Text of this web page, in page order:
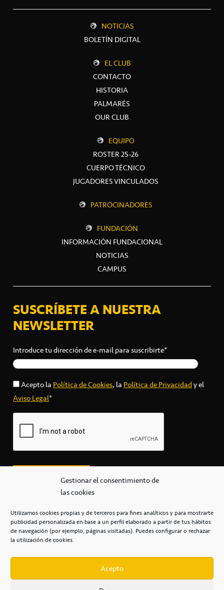
Gestionar el consentimiento de
las cookies
Utilizamos cookies propias y de terceros para fines analíticos y para mostrarte
publicidad personalizada en base a un perfil elaborado a partir de tus hábitos
de navegación (por ejemplo, páginas visitadas). Puedes configurar o rechazar
la utilización de cookies.
Acepto
NOTICIAS
BOLETÍN DIGITAL
EL CLUB
CONTACTO
HISTORIA
PALMARÉS
OUR CLUB
EQUIPO
ROSTER 25-26
CUERPO TÉCNICO
JUGADORES VINCULADOS
PATROCINADORES
FUNDACIÓN
INFORMACIÓN FUNDACIONAL
NOTICIAS
CAMPUS
SUSCRÍBETE A NUESTRA
NEWSLETTER
Introduce tu dirección de e-mail para suscribirte*
Acepto laPolítica de Cookies, laPolítica de Privacidady el
Aviso Legal*
secretaria@cbcanarias.es
+34 922 253 684
Casa del Deporte / 38108 – La Laguna